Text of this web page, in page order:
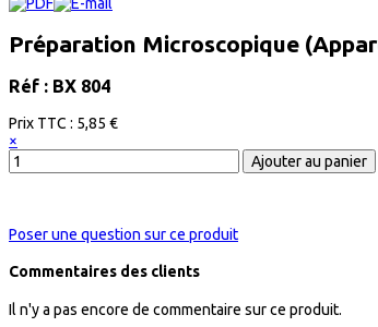
Préparation Microscopique
Réf : BX 804
Prix ​​TTC : 5,85 €
×
Poser une question sur ce produit
Commentaires des clients
Il n'y a pas encore de commentaire sur ce produit.